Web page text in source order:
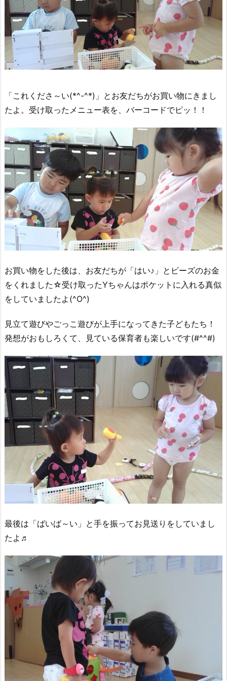
「これくださ～い(*^-^*)」とお友だちがお買い物にきまし
たよ。受け取ったメニュー表を、バーコードでピッ！！
お買い物をした後は、お友だちが「はい♪」とビーズのお金
をくれました☆受け取ったYちゃんはポケットに入れる真似
をしていましたよ(^O^)
見立て遊びやごっこ遊びが上手になってきた子どもたち！
発想がおもしろくて、見ている保育者も楽しいです(#^^#)
最後は「ばいば～い」と手を振ってお見送りをしていまし
たよ♬